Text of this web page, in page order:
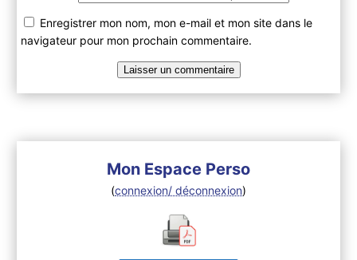
Enregistrer mon nom, mon e-mail et mon site dans le
navigateur pour mon prochain commentaire.
Mon Espace Perso
(connexion/ déconnexion)